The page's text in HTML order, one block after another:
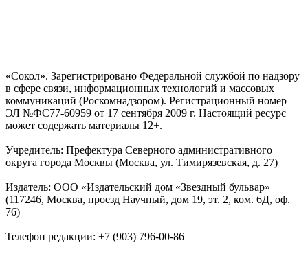
«Сокол». Зарегистрировано Федеральной службой по надзору
в сфере связи, информационных технологий и массовых
коммуникаций (Роскомнадзором). Регистрационный номер
ЭЛ №ФС77-60959 от 17 сентября 2009 г. Настоящий ресурс
может содержать материалы 12+.
Учредитель: Префектура Северного административного
округа города Москвы (Москва, ул. Тимирязевская, д. 27)
Издатель: ООО «Издательский дом «Звездный бульвар»
(117246, Москва, проезд Научный, дом 19, эт. 2, ком. 6Д, оф.
76)
Телефон редакции: +7 (903) 796-00-86